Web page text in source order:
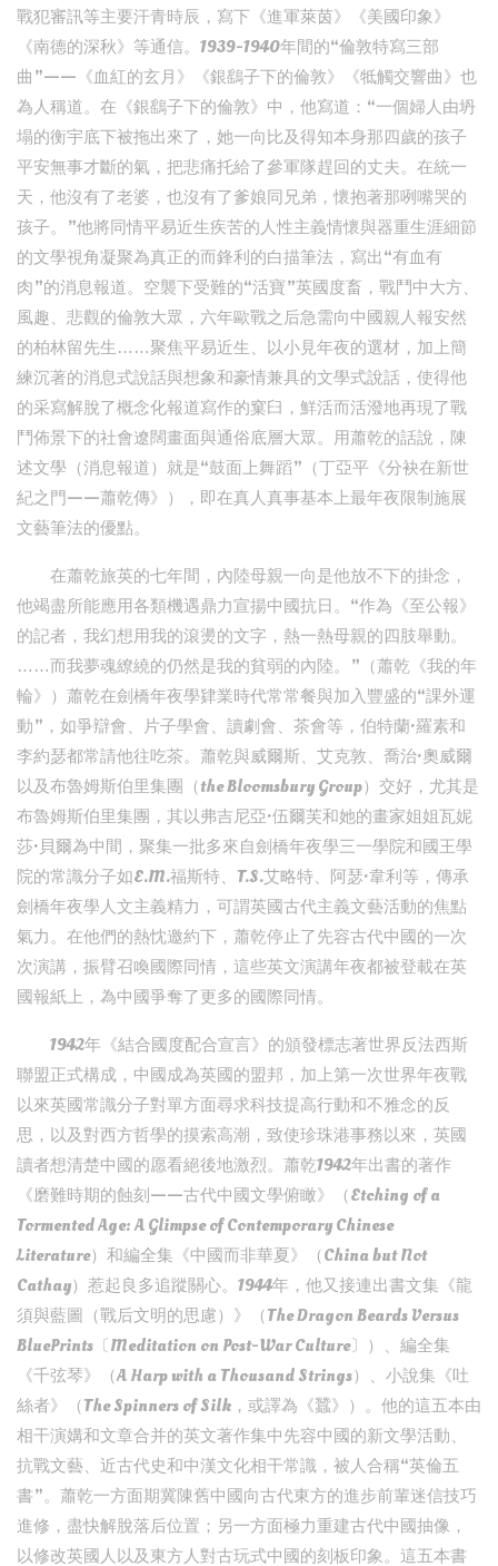
戰犯審訊等主要汗青時辰，寫下《進軍萊茵》《美國印象》
《南德的深秋》等通信。1939-1940年間的“倫敦特寫三部
曲”——《血紅的玄月》《銀鷂子下的倫敦》《牴觸交響曲》也
為人稱道。在《銀鷂子下的倫敦》中，他寫道：“一個婦人由坍
塌的衡宇底下被拖出來了，她一向比及得知本身那四歲的孩子
平安無事才斷的氣，把悲痛托給了參軍隊趕回的丈夫。在統一
天，他沒有了老婆，也沒有了爹娘同兄弟，懷抱著那咧嘴哭的
孩子。”他將同情平易近生疾苦的人性主義情懷與器重生涯細節
的文學視角凝聚為真正的而鋒利的白描筆法，寫出“有血有
肉”的消息報道。空襲下受難的“活寶”英國度畜，戰鬥中大方、
風趣、悲觀的倫敦大眾，六年歐戰之后急需向中國親人報安然
的柏林留先生……聚焦平易近生、以小見年夜的選材，加上簡
練沉著的消息式說話與想象和豪情兼具的文學式說話，使得他
的采寫解脫了概念化報道寫作的窠臼，鮮活而活潑地再現了戰
鬥佈景下的社會遼闊畫面與通俗底層大眾。用蕭乾的話說，陳
述文學（消息報道）就是“鼓面上舞蹈”（丁亞平《分袂在新世
紀之門——蕭乾傳》），即在真人真事基本上最年夜限制施展
文藝筆法的優點。
在蕭乾旅英的七年間，內陸母親一向是他放不下的掛念，
他竭盡所能應用各類機遇鼎力宣揚中國抗日。“作為《至公報》
的記者，我幻想用我的滾燙的文字，熱一熱母親的四肢舉動。
……而我夢魂繚繞的仍然是我的貧弱的內陸。”（蕭乾《我的年
輪》）蕭乾在劍橋年夜學肄業時代常常餐與加入豐盛的“課外運
動”，如爭辯會、片子學會、讀劇會、茶會等，伯特蘭·羅素和
李約瑟都常請他往吃茶。蕭乾與威爾斯、艾克敦、喬治·奧威爾
以及布魯姆斯伯里集團（the Bloomsbury Group）交好，尤其是
布魯姆斯伯里集團，其以弗吉尼亞·伍爾芙和她的畫家姐姐瓦妮
莎·貝爾為中間，聚集一批多來自劍橋年夜學三一學院和國王學
院的常識分子如E.M.福斯特、T.S.艾略特、阿瑟·韋利等，傳承
劍橋年夜學人文主義精力，可謂英國古代主義文藝活動的焦點
氣力。在他們的熱忱邀約下，蕭乾停止了先容古代中國的一次
次演講，振臂召喚國際同情，這些英文演講年夜都被登載在英
國報紙上，為中國爭奪了更多的國際同情。
1942年《結合國度配合宣言》的頒發標志著世界反法西斯
聯盟正式構成，中國成為英國的盟邦，加上第一次世界年夜戰
以來英國常識分子對單方面尋求科技提高行動和不雅念的反
思，以及對西方哲學的摸索高潮，致使珍珠港事務以來，英國
讀者想清楚中國的愿看絕後地激烈。蕭乾1942年出書的著作
《磨難時期的蝕刻——古代中國文學俯瞰》（Etching of a
Tormented Age: A Glimpse of Contemporary Chinese
Literature）和編全集《中國而非華夏》（China but Not
Cathay）惹起良多追蹤關心。1944年，他又接連出書文集《龍
須與藍圖（戰后文明的思慮）》（The Dragon Beards Versus
BluePrints〔Meditation on Post-War Culture〕）、編全集
《千弦琴》（A Harp with a Thousand Strings）、小說集《吐
絲者》（The Spinners of Silk，或譯為《蠶》）。他的這五本由
相干演媾和文章合并的英文著作集中先容中國的新文學活動、
抗戰文藝、近古代史和中漢文化相干常識，被人合稱“英倫五
書”。蕭乾一方面期冀陳舊中國向古代東方的進步前輩迷信技巧
進修，盡快解脫落后位置；另一方面極力重建古代中國抽像，
以修改英國人以及東方人對古玩式中國的刻板印象。這五本書